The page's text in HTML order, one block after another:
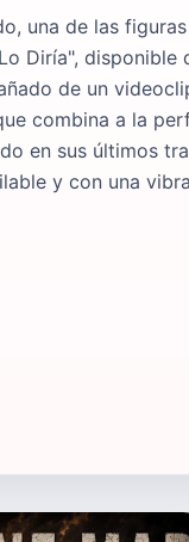
una de las
Diría",
de un
combina a la
en sus últimos
y con una